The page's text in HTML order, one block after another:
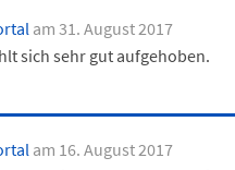
am 31. August 2017
sich sehr gut aufgehoben.
am 16. August 2017